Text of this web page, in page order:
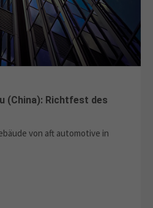
(China): Richtfest des
von aft automotive in